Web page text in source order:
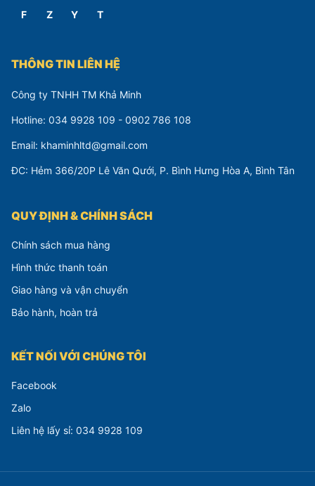
F Z Y T
THÔNG TIN LIÊN HỆ
Công ty TNHH TM Khả Minh
Hotline: 034 9928 109 - 0902 786 108
Email: khaminhltd@gmail.com
ĐC: Hẻm 366/20P Lê Văn Qưới, P. Bình Hưng Hòa A, Bình Tân
QUY ĐỊNH & CHÍNH SÁCH
Chính sách mua hàng
Hình thức thanh toán
Giao hàng và vận chuyển
Bảo hành, hoàn trả
KẾT NỐI VỚI CHÚNG TÔI
Facebook
Zalo
Liên hệ lấy sỉ: 034 9928 109